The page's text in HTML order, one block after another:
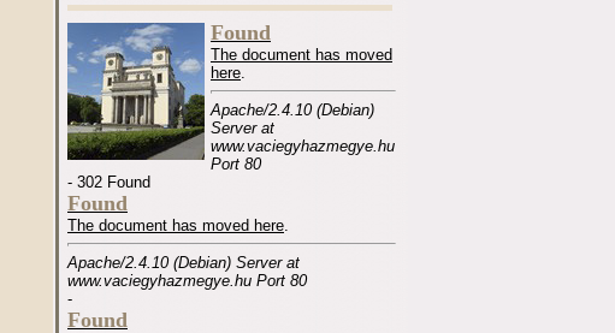
Found
The document has moved
here.
Apache/2.4.10 (Debian)
Server at
www.vaciegyhazmegye.hu
Port 80
- 302 Found
Found
The document has moved here.
Apache/2.4.10 (Debian) Server at
www.vaciegyhazmegye.hu Port 80
-
Found